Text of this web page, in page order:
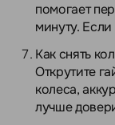
помогает
минуту.
Как снять
Открутите
колеса,
лучше